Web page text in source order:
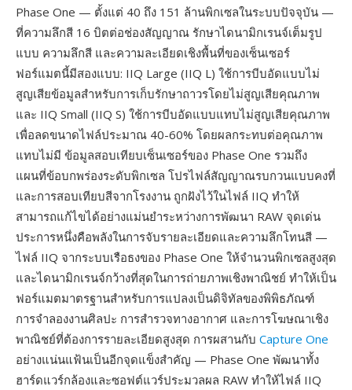
Phase One — ตั้งแต่ 40 ถึง 151 ล้านพิกเซลในระบบปัจจุบัน —
ที่ความลึกสี 16 บิตต่อช่องสัญญาณ รักษาไดนามิกเรนจ์เต็มรูป
แบบ ความลึกสี และความละเอียดเชิงพื้นที่ของเซ็นเซอร์
ฟอร์แมตนี้มีสองแบบ: IIQ Large (IIQ L) ใช้การบีบอัดแบบไม่
สูญเสียข้อมูลสำหรับการเก็บรักษาถาวรโดยไม่สูญเสียคุณภาพ
และ IIQ Small (IIQ S) ใช้การบีบอัดแบบแทบไม่สูญเสียคุณภาพ
เพื่อลดขนาดไฟล์ประมาณ 40-60% โดยผลกระทบต่อคุณภาพ
แทบไม่มี ข้อมูลสอบเทียบเซ็นเซอร์ของ Phase One รวมถึง
แผนที่ข้อบกพร่องระดับพิกเซล โปรไฟล์สัญญาณรบกวนแบบคงที่
และการสอบเทียบสีจากโรงงาน ถูกฝังไว้ในไฟล์ IIQ ทำให้
สามารถแก้ไขได้อย่างแม่นยำระหว่างการพัฒนา RAW จุดเด่น
ประการหนึ่งคือพลังในการจับรายละเอียดและความลึกโทนสี —
ไฟล์ IIQ จากระบบเรือธงของ Phase One ให้จำนวนพิกเซลสูงสุด
และไดนามิกเรนจ์กว้างที่สุดในการถ่ายภาพเชิงพาณิชย์ ทำให้เป็น
ฟอร์แมตมาตรฐานสำหรับการแปลงเป็นดิจิทัลของพิพิธภัณฑ์
การจำลองงานศิลปะ การสำรวจทางอากาศ และการโฆษณาเชิง
พาณิชย์ที่ต้องการรายละเอียดสูงสุด การผสานกับ Capture One
อย่างแน่นแฟ้นเป็นอีกจุดแข็งสำคัญ — Phase One พัฒนาทั้ง
ฮาร์ดแวร์กล้องและซอฟต์แวร์ประมวลผล RAW ทำให้ไฟล์ IIQ